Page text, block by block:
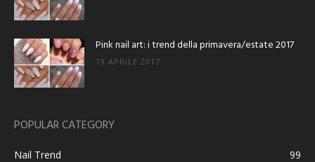
Pink nail art: i trend della primavera/estate 2017
19 APRILE 2017
POPULAR CATEGORY
Nail Trend
99